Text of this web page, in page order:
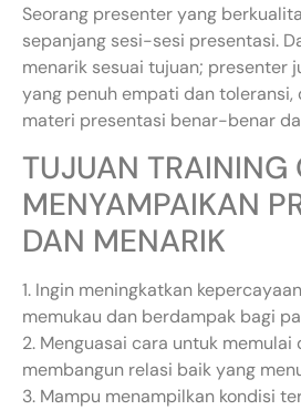
Seorang presenter yang
sepanjang sesi-sesi presentasi.
menarik sesuai tujuan; presenter
yang penuh empati dan
materi presentasi benar-benar
TUJUAN
MENYAMPAIKAN
DAN MENARIK
1. Ingin meningkatkan
memukau dan berdampak bagi
2. Menguasai cara untuk
membangun relasi baik yang
3. Mampu menampilkan kondisi